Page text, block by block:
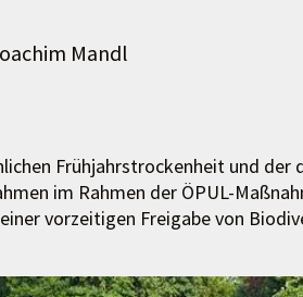
Mandl
Frühjahrstrockenheit und
im Rahmen der ÖPUL-
vorzeitigen Freigabe von